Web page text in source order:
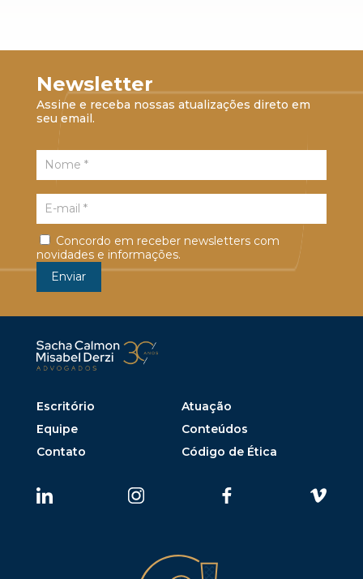
Newsletter
Assine e receba nossas atualizações direto em
seu email.
Concordo em receber newsletters com
novidades e informações.
Escritório
Atuação
Equipe
Conteúdos
Contato
Código de Ética